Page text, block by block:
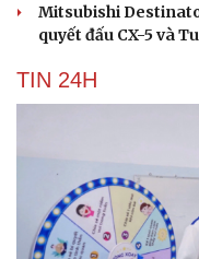
Mitsubishi
quyết đấu CX-5 và
TIN 24H